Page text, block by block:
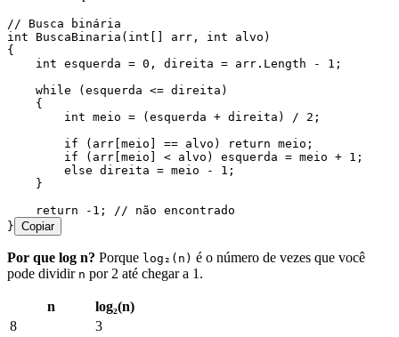
// Busca binária
int BuscaBinaria ( int [] arr , int alvo)
{
    int
esquerda = 0 , direita = arr . Length - 1 ;
    while
(esquerda <= direita)
    {
        int
meio = (esquerda + direita) / 2 ;
        if
( arr [meio] == alvo) return meio;
        if
( arr [meio] < alvo) esquerda = meio + 1 ;
        else
direita = meio - 1 ;
    }
    return
- 1 ; // não encontrado
} Copiar
Por que log n? Porque log₂(n) é o número de vezes que você
pode dividir n por 2 até chegar a 1.
n
log₂(n)
8
3